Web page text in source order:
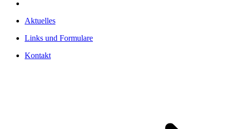
Aktuelles
Links und Formulare
Kontakt